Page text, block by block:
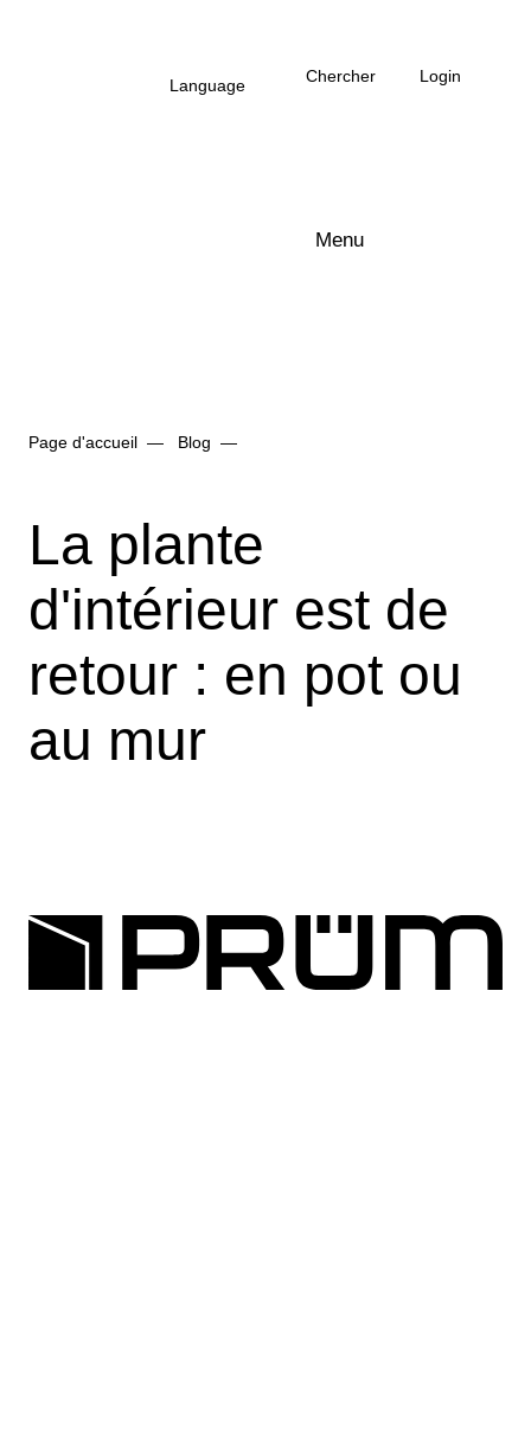
Language Chercher Login
Menu
Page d'accueil Blog
La plante
d'intérieur est de
retour : en pot ou
au mur